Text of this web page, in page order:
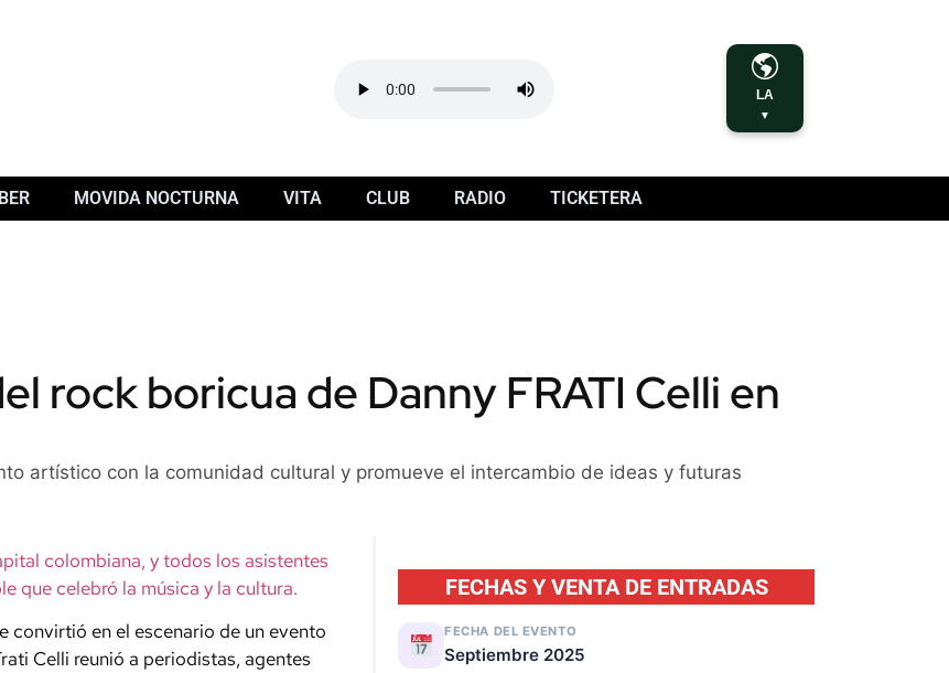
LA
▼
MOVIDA NOCTURNA VITA CLUB RADIO TICKETERA
rock boricua de Danny FRATI Celli en
artístico con la comunidad cultural y promueve el intercambio de ideas y futuras
colombiana, y todos los asistentes
que celebró la música y la cultura.
convirtió en el escenario de un evento
Celli reunió a periodistas, agentes
FECHAS Y VENTA DE ENTRADAS
FECHA DEL EVENTO
Septiembre 2025